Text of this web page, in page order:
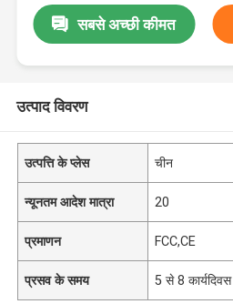
सबसे अच्छी कीमत
उत्पाद विवरण
उत्पत्ति के प्लेस चीन
न्यूनतम आदेश मात्रा 20
प्रमाणन FCC,CE
प्रसव के समय 5 से 8 कार्यदिवस